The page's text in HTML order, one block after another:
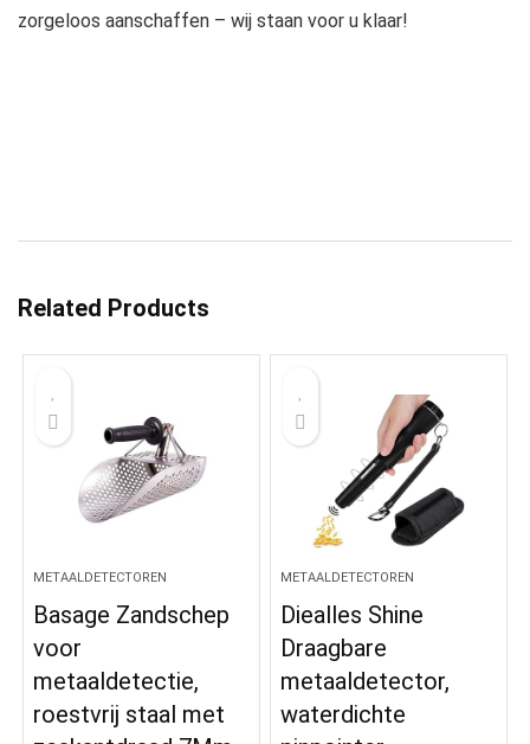
zorgeloos aanschaffen – wij staan voor u klaar!
Related Products
METAALDETECTOREN
Basage Zandschep
voor
metaaldetectie,
roestvrij staal met
METAALDETECTOREN
Diealles Shine
Draagbare
metaaldetector,
waterdichte